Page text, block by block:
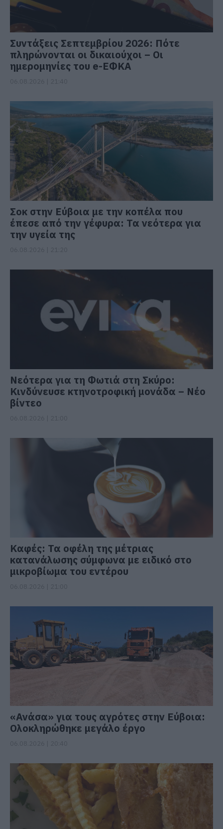
Συντάξεις Σεπτεμβρίου 2026: Πότε
πληρώνονται οι δικαιούχοι – Οι
ημερομηνίες του e-ΕΦΚΑ
Σοκ στην Εύβοια με την κοπέλα που
έπεσε από την γέφυρα: Τα νεότερα για
την υγεία της
Νεότερα για τη Φωτιά στη Σκύρο:
Κινδύνευσε κτηνοτροφική μονάδα – Νέο
βίντεο
Καφές: Τα οφέλη της μέτριας
κατανάλωσης σύμφωνα με ειδικό στο
μικροβίωμα του εντέρου
«Ανάσα» για τους αγρότες στην Εύβοια:
Ολοκληρώθηκε μεγάλο έργο